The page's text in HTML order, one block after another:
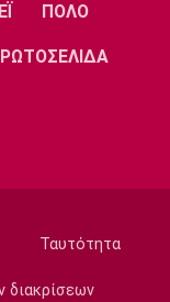
ΠΟΛΟ
Ταυτότητα
διακρίσεων